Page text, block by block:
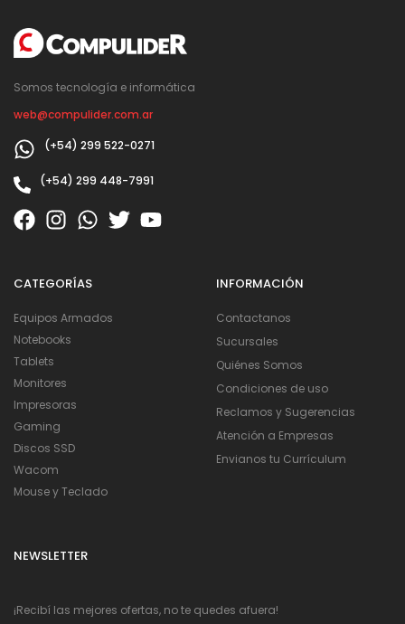
Somos tecnología e informática
web@compulider.com.ar
(+54) 299 522-0271
(+54) 299 448-7991
CATEGORÍAS
Equipos Armados
Notebooks
Tablets
Monitores
Impresoras
Gaming
Discos SSD
Wacom
Mouse y Teclado
INFORMACIÓN
Contactanos
Sucursales
Quiénes Somos
Condiciones de uso
Reclamos y Sugerencias
Atención a Empresas
Envianos tu Currículum
NEWSLETTER
¡Recibí las mejores ofertas, no te quedes afuera!